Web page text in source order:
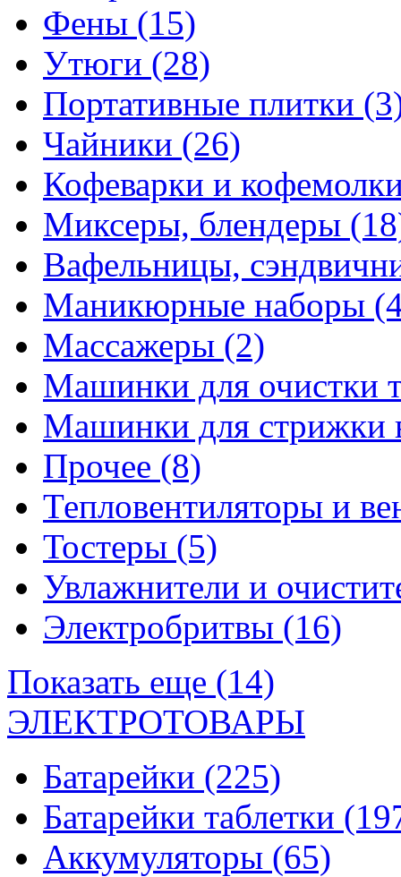
Фены (15)
Утюги (28)
Портативные плитки
Чайники (26)
Кофеварки и
Миксеры, блендеры
Вафельницы,
Маникюрные наборы
Массажеры (2)
Машинки для очистки
Машинки для стрижки
Прочее (8)
Тепловентиляторы и
Тостеры (5)
Увлажнители и
Электробритвы (16)
Показать еще (14)
ЭЛЕКТРОТОВАРЫ
Батарейки (225)
Батарейки таблетки
Аккумуляторы (65)